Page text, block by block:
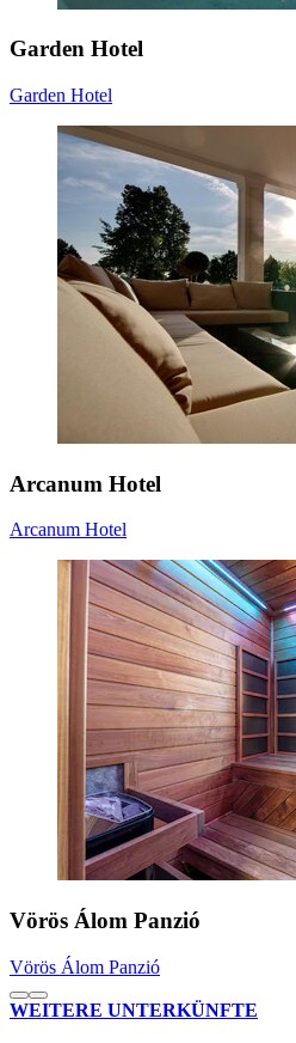
Garden Hotel
Garden Hotel
Arcanum Hotel
Arcanum Hotel
Vörös Álom Panzió
Vörös Álom Panzió
WEITERE UNTERKÜNFTE